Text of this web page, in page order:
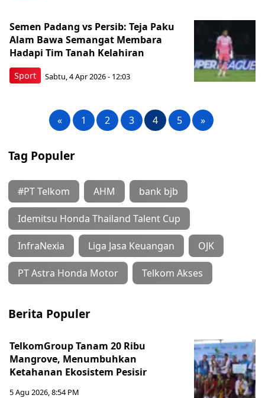
Sport
Semen Padang vs Persib: Teja Paku
Alam Bawa Semangat Membara
Hadapi Tim Tanah Kelahiran
Sabtu, 4 Apr 2026 - 12:03
« 1 2 3 4 5 »
Tag Populer
#PT Telkom AHM bank bjb
Idemitsu Honda Thailand Talent Cup
InfraNexia Liga Jasa Keuangan OJK
PT Astra Honda Motor Telkom Akses
Berita Populer
TelkomGroup Tanam 20 Ribu
Mangrove, Menumbuhkan
Ketahanan Ekosistem Pesisir
5 Agu 2026, 8:54 PM